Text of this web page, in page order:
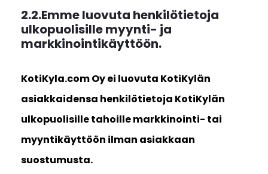
2.2.Emme luovuta henkilötietoja
ulkopuolisille myynti- ja
markkinointikäyttöön.
KotiKyla.com Oy ei luovuta KotiKylän
asiakkaidensa henkilötietoja KotiKylän
ulkopuolisille tahoille markkinointi- tai
myyntikäyttöön ilman asiakkaan
suostumusta.